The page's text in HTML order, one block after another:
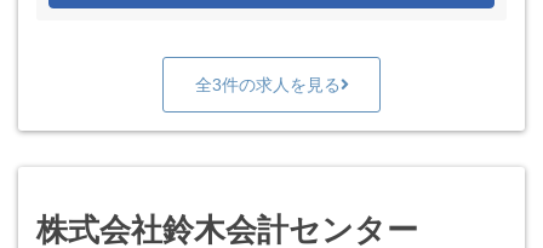
全3件の求人を見る
株式会社鈴木会計センター